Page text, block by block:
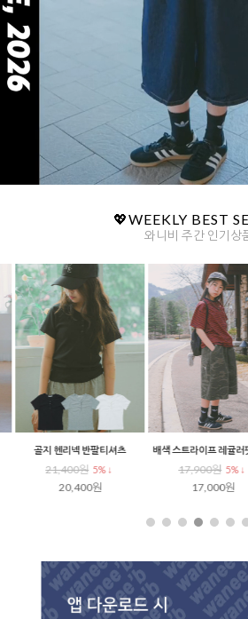
💖WEEKLY BEST
와니비 주간 인기상
골지 헨리넥 반팔티셔츠
21,400원 5% ↓
20,400원
배색 스트라이프 레귤러핏
17,900원 5% ↓
17,000원